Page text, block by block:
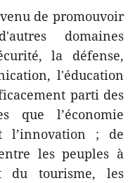
de promouvoir
domaines
la défense,
l'éducation
parti des
que l’économie
l’innovation ; de
les peuples à
du tourisme, les